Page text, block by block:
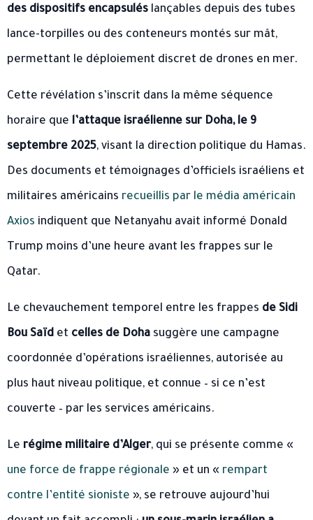
des dispositifs encapsulés lançables depuis des tubes
lance-torpilles ou des conteneurs montés sur mât,
permettant le déploiement discret de drones en mer.
Cette révélation s’inscrit dans la même séquence
horaire que l’attaque israélienne sur Doha, le 9
septembre 2025, visant la direction politique du Hamas.
Des documents et témoignages d’officiels israéliens et
militaires américains recueillis par le média américain
Axios indiquent que Netanyahu avait informé Donald
Trump moins d’une heure avant les frappes sur le
Qatar.
Le chevauchement temporel entre les frappes de Sidi
Bou Saïd et celles de Doha suggère une campagne
coordonnée d’opérations israéliennes, autorisée au
plus haut niveau politique, et connue – si ce n’est
couverte – par les services américains.
Le régime militaire d’Alger, qui se présente comme «
une force de frappe régionale » et un « rempart
contre l’entité sioniste », se retrouve aujourd’hui